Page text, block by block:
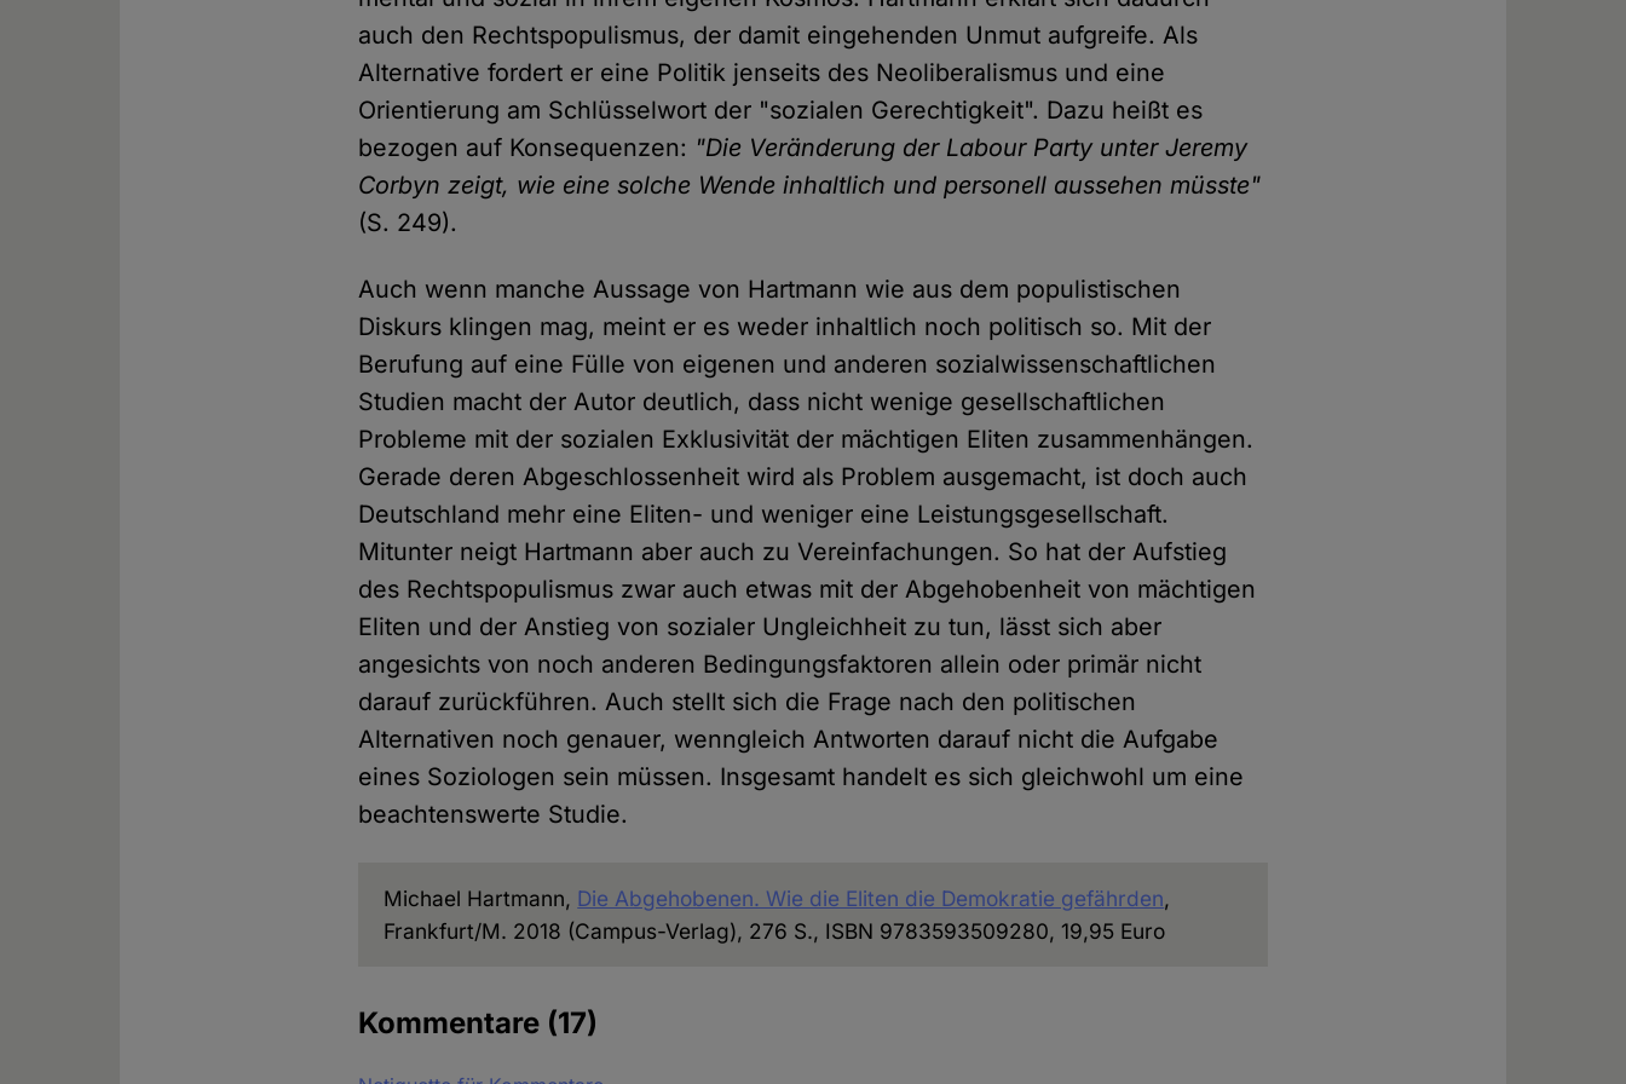
auch den Rechtspopulismus, der damit eingehenden Unmut aufgreife. Als
Alternative fordert er eine Politik jenseits des Neoliberalismus und eine
Orientierung am Schlüsselwort der "sozialen Gerechtigkeit". Dazu heißt es
bezogen auf Konsequenzen: "Die Veränderung der Labour Party unter Jeremy
Corbyn zeigt, wie eine solche Wende inhaltlich und personell aussehen müsste"
(S. 249).
Auch wenn manche Aussage von Hartmann wie aus dem populistischen
Diskurs klingen mag, meint er es weder inhaltlich noch politisch so. Mit der
Berufung auf eine Fülle von eigenen und anderen sozialwissenschaftlichen
Studien macht der Autor deutlich, dass nicht wenige gesellschaftlichen
Probleme mit der sozialen Exklusivität der mächtigen Eliten zusammenhängen.
Gerade deren Abgeschlossenheit wird als Problem ausgemacht, ist doch auch
Deutschland mehr eine Eliten- und weniger eine Leistungsgesellschaft.
Mitunter neigt Hartmann aber auch zu Vereinfachungen. So hat der Aufstieg
des Rechtspopulismus zwar auch etwas mit der Abgehobenheit von mächtigen
Eliten und der Anstieg von sozialer Ungleichheit zu tun, lässt sich aber
angesichts von noch anderen Bedingungsfaktoren allein oder primär nicht
darauf zurückführen. Auch stellt sich die Frage nach den politischen
Alternativen noch genauer, wenngleich Antworten darauf nicht die Aufgabe
eines Soziologen sein müssen. Insgesamt handelt es sich gleichwohl um eine
beachtenswerte Studie.
Michael Hartmann, Die Abgehobenen. Wie die Eliten die Demokratie gefährden,
Frankfurt/M. 2018 (Campus-Verlag), 276 S., ISBN 9783593509280, 19,95 Euro
Kommentare (17)